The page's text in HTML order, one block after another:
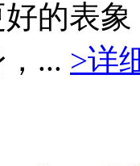
的表
... >详